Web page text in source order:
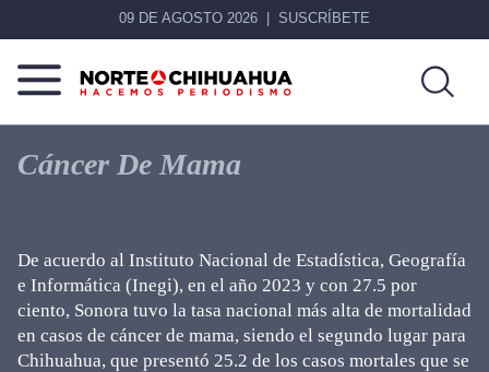
09 DE AGOSTO 2026 SUSCRÍBETE
Norte
Chihuahua
Más
que
noticias,
Cáncer De Mama
De acuerdo al Instituto Nacional de Estadística, Geografía
e Informática (Inegi), en el año 2023 y con 27.5 por
ciento, Sonora tuvo la tasa nacional más alta de mortalidad
en casos de cáncer de mama, siendo el segundo lugar para
Chihuahua, que presentó 25.2 de los casos mortales que se